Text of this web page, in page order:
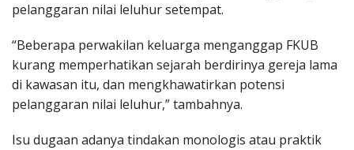
pelanggaran nilai leluhur setempat.
“Beberapa perwakilan keluarga menganggap FKUB
kurang memperhatikan sejarah berdirinya gereja lama
di kawasan itu, dan mengkhawatirkan potensi
pelanggaran nilai leluhur,” tambahnya.
Isu dugaan adanya tindakan monologis atau praktik